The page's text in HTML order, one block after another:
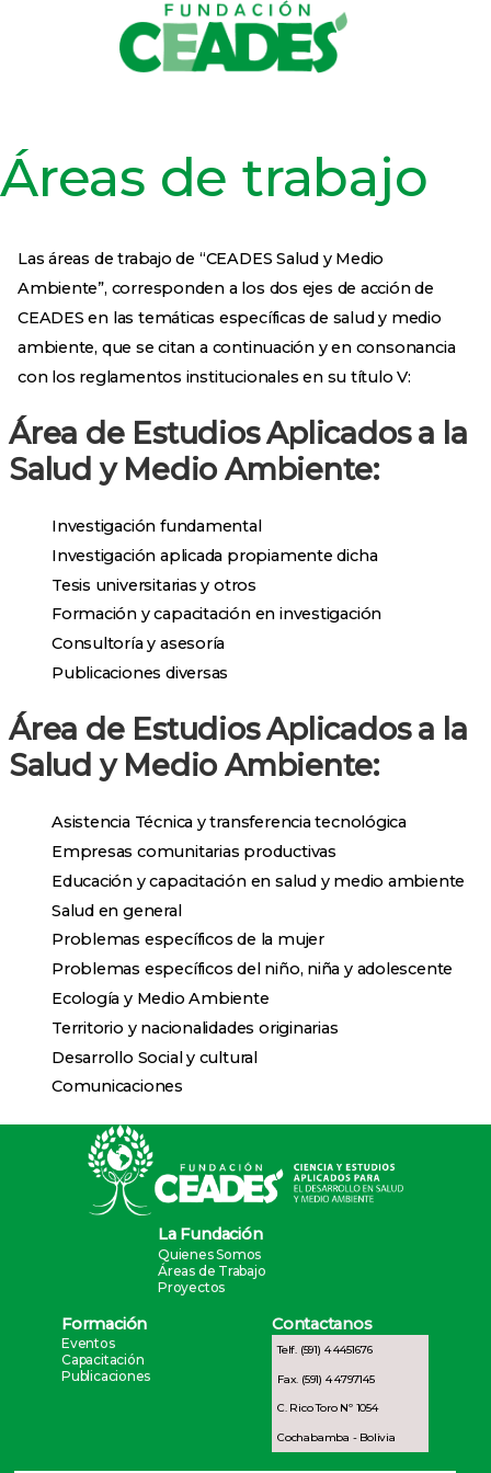
Áreas de trabajo
Las áreas de trabajo de “CEADES Salud y Medio
Ambiente”, corresponden a los dos ejes de acción de
CEADES en las temáticas específicas de salud y medio
ambiente, que se citan a continuación y en consonancia
con los reglamentos institucionales en su título V:
Área de Estudios Aplicados a la
Salud y Medio Ambiente:
Investigación fundamental
Investigación aplicada propiamente dicha
Tesis universitarias y otros
Formación y capacitación en investigación
Consultoría y asesoría
Publicaciones diversas
Área de Estudios Aplicados a la
Salud y Medio Ambiente:
Asistencia Técnica y transferencia tecnológica
Empresas comunitarias productivas
Educación y capacitación en salud y medio ambiente
Salud en general
Problemas específicos de la mujer
Problemas específicos del niño, niña y adolescente
Ecología y Medio Ambiente
Territorio y nacionalidades originarias
Desarrollo Social y cultural
Comunicaciones
La Fundación
Quienes Somos
Áreas de Trabajo
Proyectos
Formación
Eventos
Capacitación
Publicaciones
Contactanos
Telf. (591) 4 4451676
Fax. (591) 4 4797145
C. Rico Toro Nº 1054
Cochabamba - Bolivia